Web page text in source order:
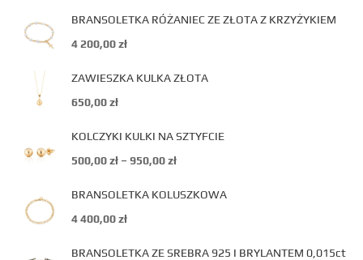
BRANSOLETKA RÓŻANIEC ZE ZŁOTA Z KRZYŻYKIEM
4 200,00zł
ZAWIESZKA KULKA ZŁOTA
650,00zł
KOLCZYKI KULKI NA SZTYFCIE
500,00zł – 950,00zł
BRANSOLETKA KOLUSZKOWA
4 400,00zł
BRANSOLETKA ZE SREBRA 925 I BRYLANTEM 0,015ct